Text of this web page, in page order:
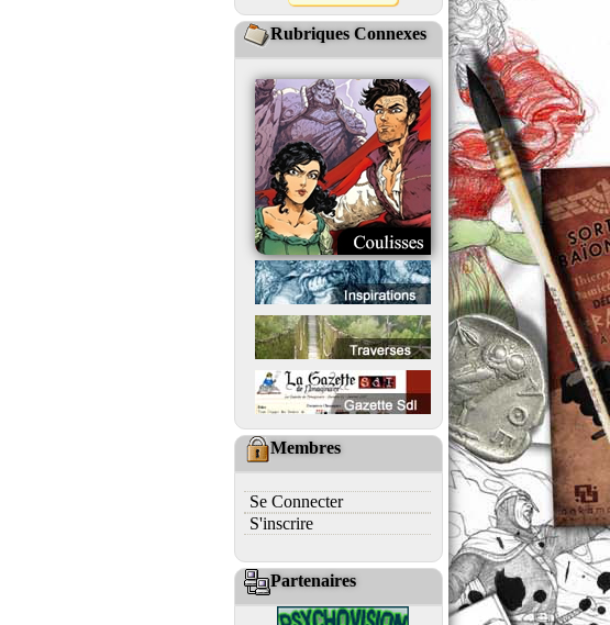
Rubriques Connexes
Membres
Se Connecter
S'inscrire
Partenaires